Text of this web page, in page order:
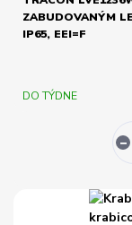
ZABUDOVANÝM
IP65, EEI=F
DO TÝDNE